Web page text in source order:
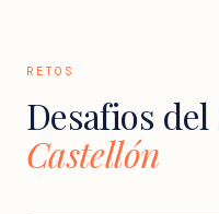
RETOS
Desafios del
Castellón